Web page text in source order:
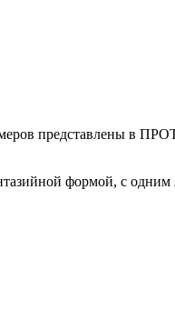
представлены в
формой, с